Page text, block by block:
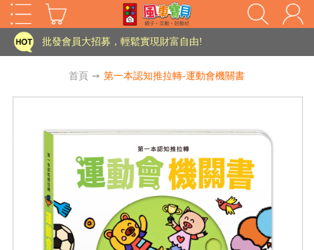
家長樂了!「風車書版集團暨FOOD超人企業總部」目前正興建中!
批發會員大招募，輕鬆實現財富自由!
老師您好!!幼教會員火熱招募中~
批發會員大招募，輕鬆實現財富自由!
老師您好!!幼教會員火熱招募中~
首頁 ➙ 第一本認知推拉轉-運動會機關書